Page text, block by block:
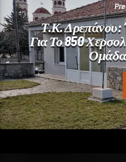
Τ.Κ. Δρεπάνου:
Για Το 850